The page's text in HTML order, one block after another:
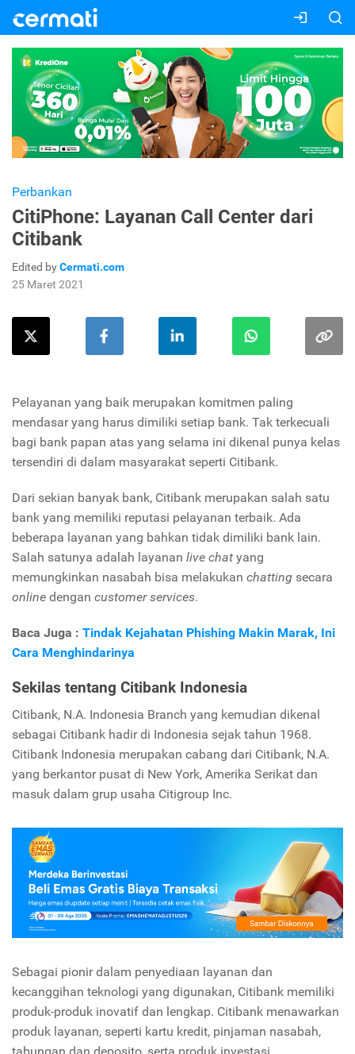
Perbankan
CitiPhone: Layanan Call Center dari
Citibank
Edited byCermati.com
25 Maret 2021
Pelayanan yang baik merupakan komitmen paling
mendasar yang harus dimiliki setiap bank. Tak terkecuali
bagi bank papan atas yang selama ini dikenal punya kelas
tersendiri di dalam masyarakat seperti Citibank.
Dari sekian banyak bank, Citibank merupakan salah satu
bank yang memiliki reputasi pelayanan terbaik. Ada
beberapa layanan yang bahkan tidak dimiliki bank lain.
Salah satunya adalah layanan live chat yang
memungkinkan nasabah bisa melakukan chatting secara
online dengan customer services.
Baca Juga : Tindak Kejahatan Phishing Makin Marak, Ini
Cara Menghindarinya
Sekilas tentang Citibank Indonesia
Citibank, N.A. Indonesia Branch yang kemudian dikenal
sebagai Citibank hadir di Indonesia sejak tahun 1968.
Citibank Indonesia merupakan cabang dari Citibank, N.A.
yang berkantor pusat di New York, Amerika Serikat dan
masuk dalam grup usaha Citigroup Inc.
Sebagai pionir dalam penyediaan layanan dan
kecanggihan teknologi yang digunakan, Citibank memiliki
produk-produk inovatif dan lengkap. Citibank menawarkan
produk layanan, seperti kartu kredit, pinjaman nasabah,